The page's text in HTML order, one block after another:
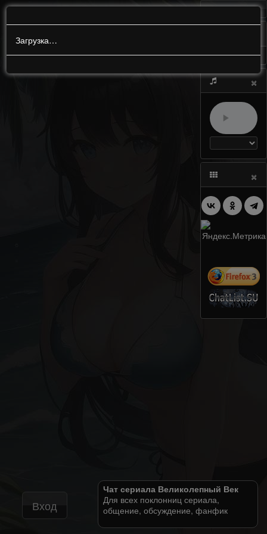
Загрузка…
МЕНЮ
×
×
Вход
Чат сериала Великолепный Век
Для всех поклонниц сериала,
общение, обсуждение, фанфик